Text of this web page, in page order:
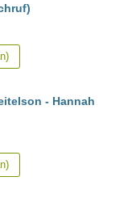
- Hannah